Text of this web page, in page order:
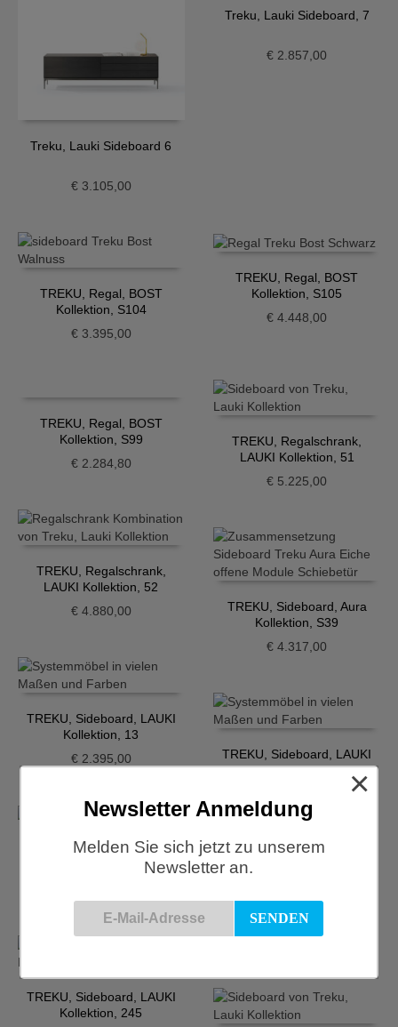
Treku, Lauki Sideboard 6
€3.105,00
Treku, Lauki Sideboard, 7
€ 2.857,00
TREKU, Regal, BOST
Kollektion, S104
€3.395,00
TREKU, Regal, BOST
Kollektion, S105
€ 4.448,00
TREKU, Regal, BOST
Kollektion, S99
€2.284,80
TREKU, Regalschrank,
LAUKI Kollektion, 51
€ 5.225,00
TREKU, Regalschrank,
LAUKI Kollektion, 52
€4.880,00
TREKU, Sideboard, Aura
Kollektion, S39
€ 4.317,00
TREKU, Sideboard, LAUKI
Kollektion, 13
€2.395,00
TREKU, Sideboard, LAUKI
Kollektion, 16-1
TREKU, Sideboard, LAUKI
TREKU, Sideboard, LAUKI
Kollektion, 244
TREKU, Sideboard, LAUKI
Kollektion, 245
Newsletter Anmeldung
Melden Sie sich jetzt zu unserem
Newsletter an.
×